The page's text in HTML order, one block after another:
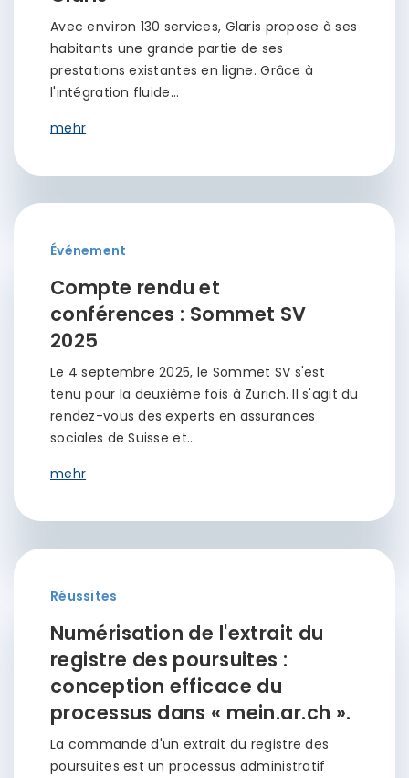
Avec environ 130 services, Glaris propose à ses
habitants une grande partie de ses
prestations existantes en ligne. Grâce à
l'intégration fluide…
mehr
Événement
Compte rendu et
conférences : Sommet SV
2025
Le 4 septembre 2025, le Sommet SV s'est
tenu pour la deuxième fois à Zurich. Il s'agit du
rendez-vous des experts en assurances
sociales de Suisse et…
mehr
Réussites
Numérisation de l'extrait du
registre des poursuites :
conception efficace du
processus dans « mein.ar.ch ».
La commande d'un extrait du registre des
poursuites est un processus administratif